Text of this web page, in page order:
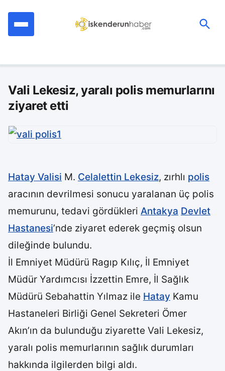
Vali Lekesiz, yaralı polis memurlarını
ziyaret etti
Hatay Valisi M. Celalettin Lekesiz, zırhlı polis
aracının devrilmesi sonucu yaralanan üç polis
memurunu, tedavi gördükleri Antakya Devlet
Hastanesi’nde ziyaret ederek geçmiş olsun
dileğinde bulundu.
İl Emniyet Müdürü Ragıp Kılıç, İl Emniyet
Müdür Yardımcısı İzzettin Emre, İl Sağlık
Müdürü Sebahattin Yılmaz ile Hatay Kamu
Hastaneleri Birliği Genel Sekreteri Ömer
Akın’ın da bulunduğu ziyarette Vali Lekesiz,
yaralı polis memurlarının sağlık durumları
hakkında ilgilerden bilgi aldı.